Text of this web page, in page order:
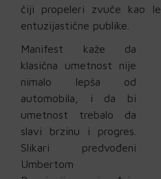
čiji propeleri zvuče kao
entuzijastične publike.
Manifest kaže da
klasična umetnost nije
nimalo lepša od
automobila, i da bi
umetnost trebalo da
slavi brzinu i progres.
Slikari predvođeni
Umbertom